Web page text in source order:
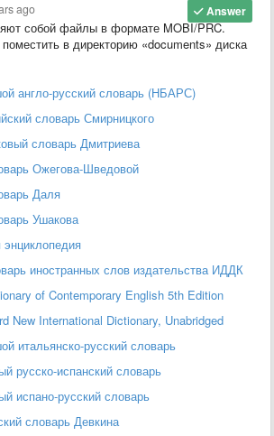
Answer
ago
собой файлы в формате MOBI/PRC.
в директорию «documents» диска
англо-русский словарь (НБАРС)
словарь Смирницкого
словарь Дмитриева
Ожегова-Шведовой
Даля
Ушакова
иностранных слов издательства ИДДК
of Contemporary English 5th Edition
New International Dictionary, Unabridged
итальянско-русский словарь
русско-испанский словарь
испано-русский словарь
словарь Девкина